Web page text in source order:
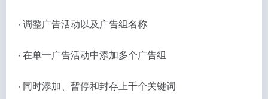
· 调整广告活动以及广告组名称
· 在单一广告活动中添加多个广告组
· 同时添加、暂停和封存上千个关键词